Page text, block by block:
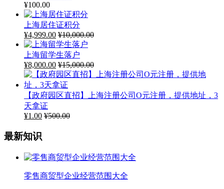
¥100.00
上海居住证积分
¥4,999.00 ¥10,000.00
上海留学生落户
¥8,000.00 ¥15,000.00
【政府园区直招】上海注册公司O元注册，提供地址，3
天拿证
¥1.00 ¥500.00
最新知识
零售商贸型企业经营范围大全